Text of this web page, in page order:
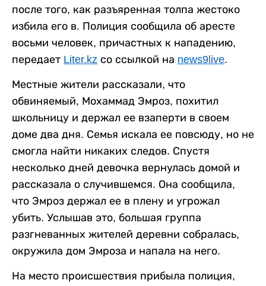
после того, как разъяренная толпа жестоко
избила его в. Полиция сообщила об аресте
восьми человек, причастных к нападению,
передает Liter.kz со ссылкой на news9live.
Местные жители рассказали, что
обвиняемый, Мохаммад Эмроз, похитил
школьницу и держал ее взаперти в своем
доме два дня. Семья искала ее повсюду, но не
смогла найти никаких следов. Спустя
несколько дней девочка вернулась домой и
рассказала о случившемся. Она сообщила,
что Эмроз держал ее в плену и угрожал
убить. Услышав это, большая группа
разгневанных жителей деревни собралась,
окружила дом Эмроза и напала на него.
На место происшествия прибыла полиция,